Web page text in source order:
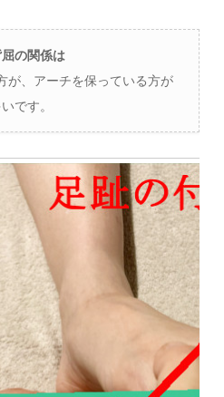
の関係は
が、アーチを保っている方が
です。